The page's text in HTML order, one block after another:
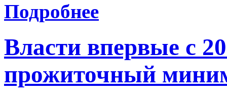
Подробнее
Власти впервые с
прожиточный